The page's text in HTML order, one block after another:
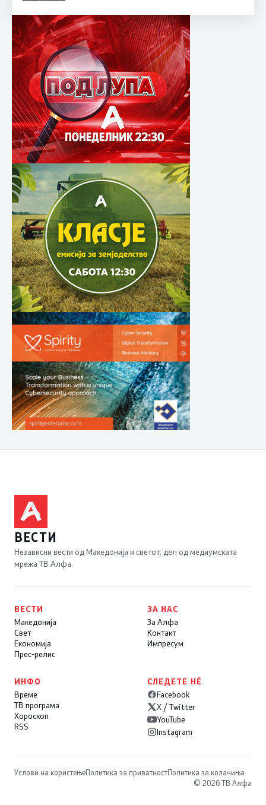
ВЕСТИ
Независни вести од Македонија и светот, дел од медиумската
мрежа ТВ Алфа.
ВЕСТИ
Македонија
Свет
Економија
Прес-релис
ЗА НАС
За Алфа
Контакт
Импресум
ИНФО
Време
ТВ програма
Хороскоп
RSS
СЛЕДЕТЕ НÉ
Facebook
X / Twitter
YouTube
Instagram
Услови на користењеПолитика за приватностПолитика за колачиња
© 2026 ТВ Алфа